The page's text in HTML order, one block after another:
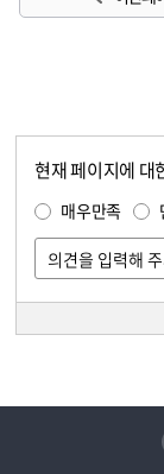
현재 페이지에 대
매우만족